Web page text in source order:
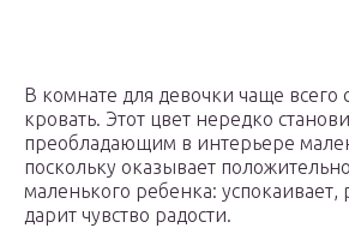
В комнате для девочки чаще всего
кровать. Этот цвет нередко
преобладающим в интерьере
поскольку оказывает
маленького ребенка: успокаивает,
дарит чувство радости.